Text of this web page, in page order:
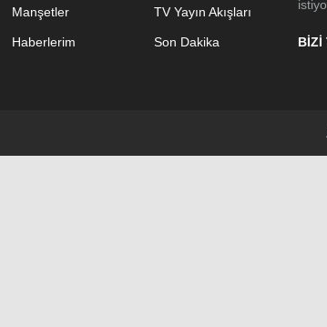
Manşetler
Haberlerim
TV Yayın Akışları
Son Dakika BİZİ